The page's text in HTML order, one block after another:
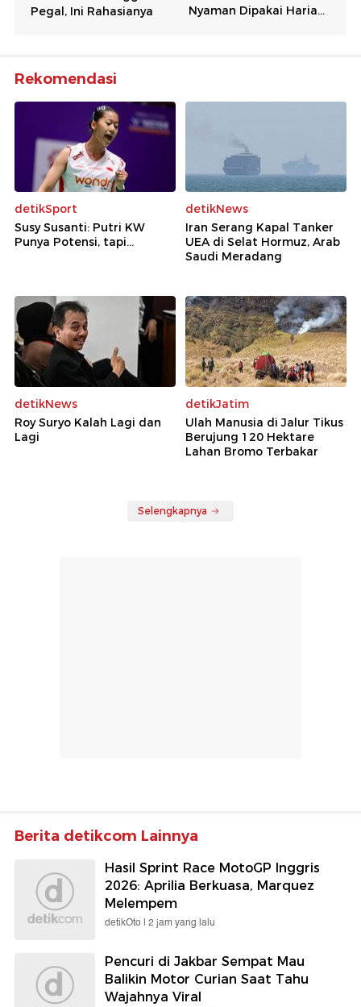
Rekomendasi
detikSport
Susy Susanti: Putri KW
Punya Potensi, tapi...
detikNews
Iran Serang Kapal Tanker
UEA di Selat Hormuz, Arab
Saudi Meradang
detikNews
Roy Suryo Kalah Lagi dan
Lagi
detikJatim
Ulah Manusia di Jalur Tikus
Berujung 120 Hektare
Lahan Bromo Terbakar
Selengkapnya
Berita detikcom Lainnya
Hasil Sprint Race MotoGP Inggris
2026: Aprilia Berkuasa, Marquez
Melempem
detikOto | 2 jam yang lalu
Pencuri di Jakbar Sempat Mau
Balikin Motor Curian Saat Tahu
Wajahnya Viral